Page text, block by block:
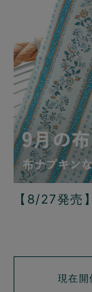
【8/27発売
現在開